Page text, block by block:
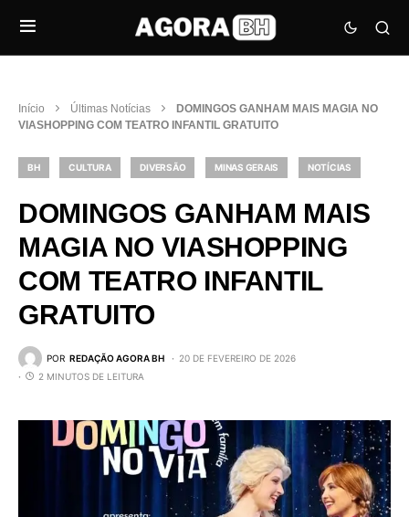
Início Últimas Notícias
DOMINGOS GANHAM MAIS MAGIA NO
VIASHOPPING COM TEATRO INFANTIL GRATUITO
BH CULTURA DIVERSÃO MINAS GERAIS NOTÍCIAS
DOMINGOS GANHAM MAIS
MAGIA NO VIASHOPPING
COM TEATRO INFANTIL
GRATUITO
POR REDAÇÃO AGORA BH
20 DE FEVEREIRO DE 2026
2 MINUTOS DE LEITURA